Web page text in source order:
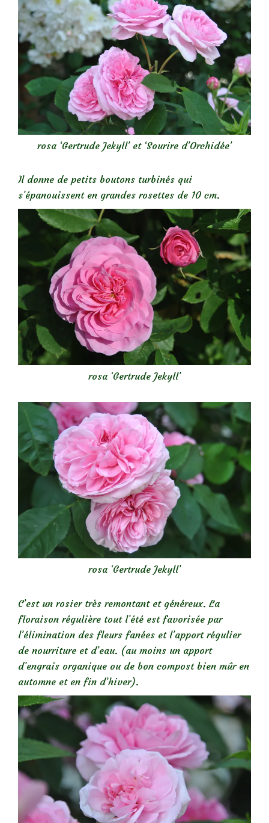
rosa ‘Gertrude Jekyll’ et ‘Sourire d’Orchidée’
Il donne de petits boutons turbinés qui
s’épanouissent en grandes rosettes de 10 cm.
rosa ‘Gertrude Jekyll’
rosa ‘Gertrude Jekyll’
C’est un rosier très remontant et généreux. La
floraison régulière tout l’été est favorisée par
l’élimination des fleurs fanées et l’apport régulier
de nourriture et d’eau. (au moins un apport
d’engrais organique ou de bon compost bien mûr en
automne et en fin d’hiver).